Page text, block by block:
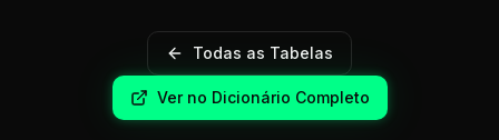
Todas as Tabelas
Ver no Dicionário Completo